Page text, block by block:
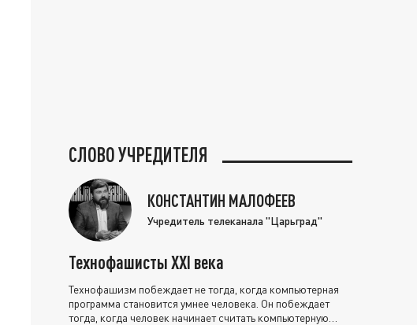
СЛОВО УЧРЕДИТЕЛЯ
КОНСТАНТИН МАЛОФЕЕВ
Учредитель телеканала "Царьград"
Технофашисты XXI века
Технофашизм побеждает не тогда, когда компьютерная
программа становится умнее человека. Он побеждает
тогда, когда человек начинает считать компьютерную